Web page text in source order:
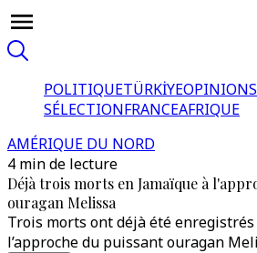
POLITIQUETÜRKİYEOPINIONS
SÉLECTIONFRANCEAFRIQUE
AMÉRIQUE DU NORD
4 min de lecture
Déjà trois morts en Jamaïque à
ouragan Melissa
Trois morts ont déjà été enregistrés
l’approche du puissant ouragan